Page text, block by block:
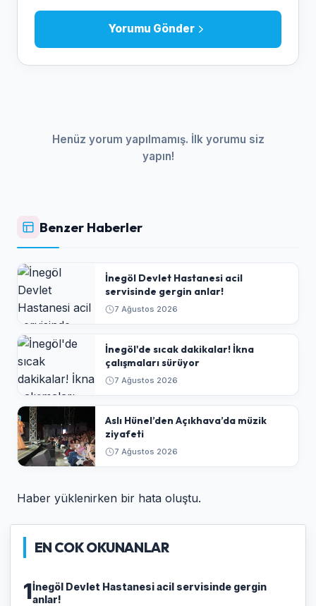
Yorumu Gönder
Henüz yorum yapılmamış. İlk yorumu siz
yapın!
Benzer Haberler
İnegöl Devlet Hastanesi acil
servisinde gergin anlar!
7 Ağustos 2026
İnegöl'de sıcak dakikalar! İkna
çalışmaları sürüyor
7 Ağustos 2026
Aslı Hünel’den Açıkhava’da müzik
ziyafeti
7 Ağustos 2026
Haber yüklenirken bir hata oluştu.
EN COK OKUNANLAR
1İnegöl Devlet Hastanesi acil servisinde gergin
anlar!